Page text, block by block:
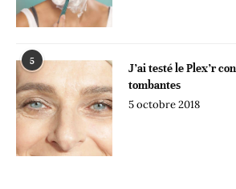
5
J’ai testé le Plex’r
tombantes
5 octobre 2018